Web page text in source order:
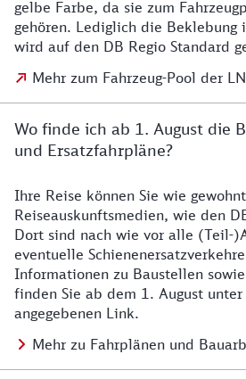
gelbe Farbe, da sie zum
gehören. Lediglich die Beklebung
wird auf den DB Regio Standard
Mehr zum Fahrzeug-Pool der
Wo finde ich ab 1. August die
und Ersatzfahrpläne?
Details zu Baustelle
Ihre Reise können Sie wie
Reiseauskunftsmedien, wie den
Dort sind nach wie vor alle (Teil-
eventuelle
Informationen zu Baustellen
finden Sie ab dem 1. August
angegebenen Link.
Mehr zu Fahrplänen und